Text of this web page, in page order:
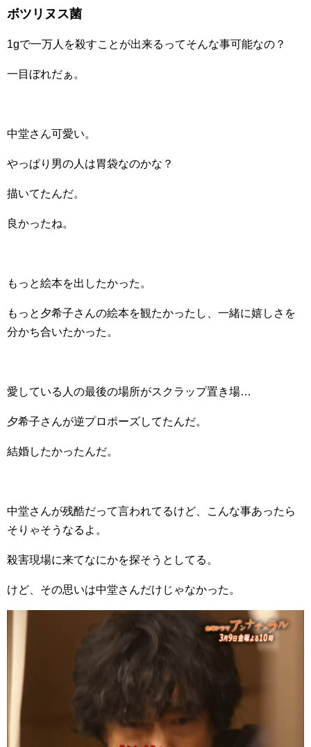
ボツリヌス菌
1gで一万人を殺すことが出来るってそんな事可能なの？
一目ぼれだぁ。
中堂さん可愛い。
やっぱり男の人は胃袋なのかな？
描いてたんだ。
良かったね。
もっと絵本を出したかった。
もっと夕希子さんの絵本を観たかったし、一緒に嬉しさを
分かち合いたかった。
愛している人の最後の場所がスクラップ置き場…
夕希子さんが逆プロポーズしてたんだ。
結婚したかったんだ。
中堂さんが残酷だって言われてるけど、こんな事あったら
そりゃそうなるよ。
殺害現場に来てなにかを探そうとしてる。
けど、その思いは中堂さんだけじゃなかった。